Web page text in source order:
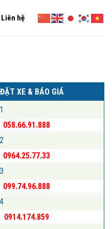
Liên hệ
ĐẶT XE & BÁO GIÁ
058.66.91.888
0964.25.77.33
099.74.96.888
0914.174.859